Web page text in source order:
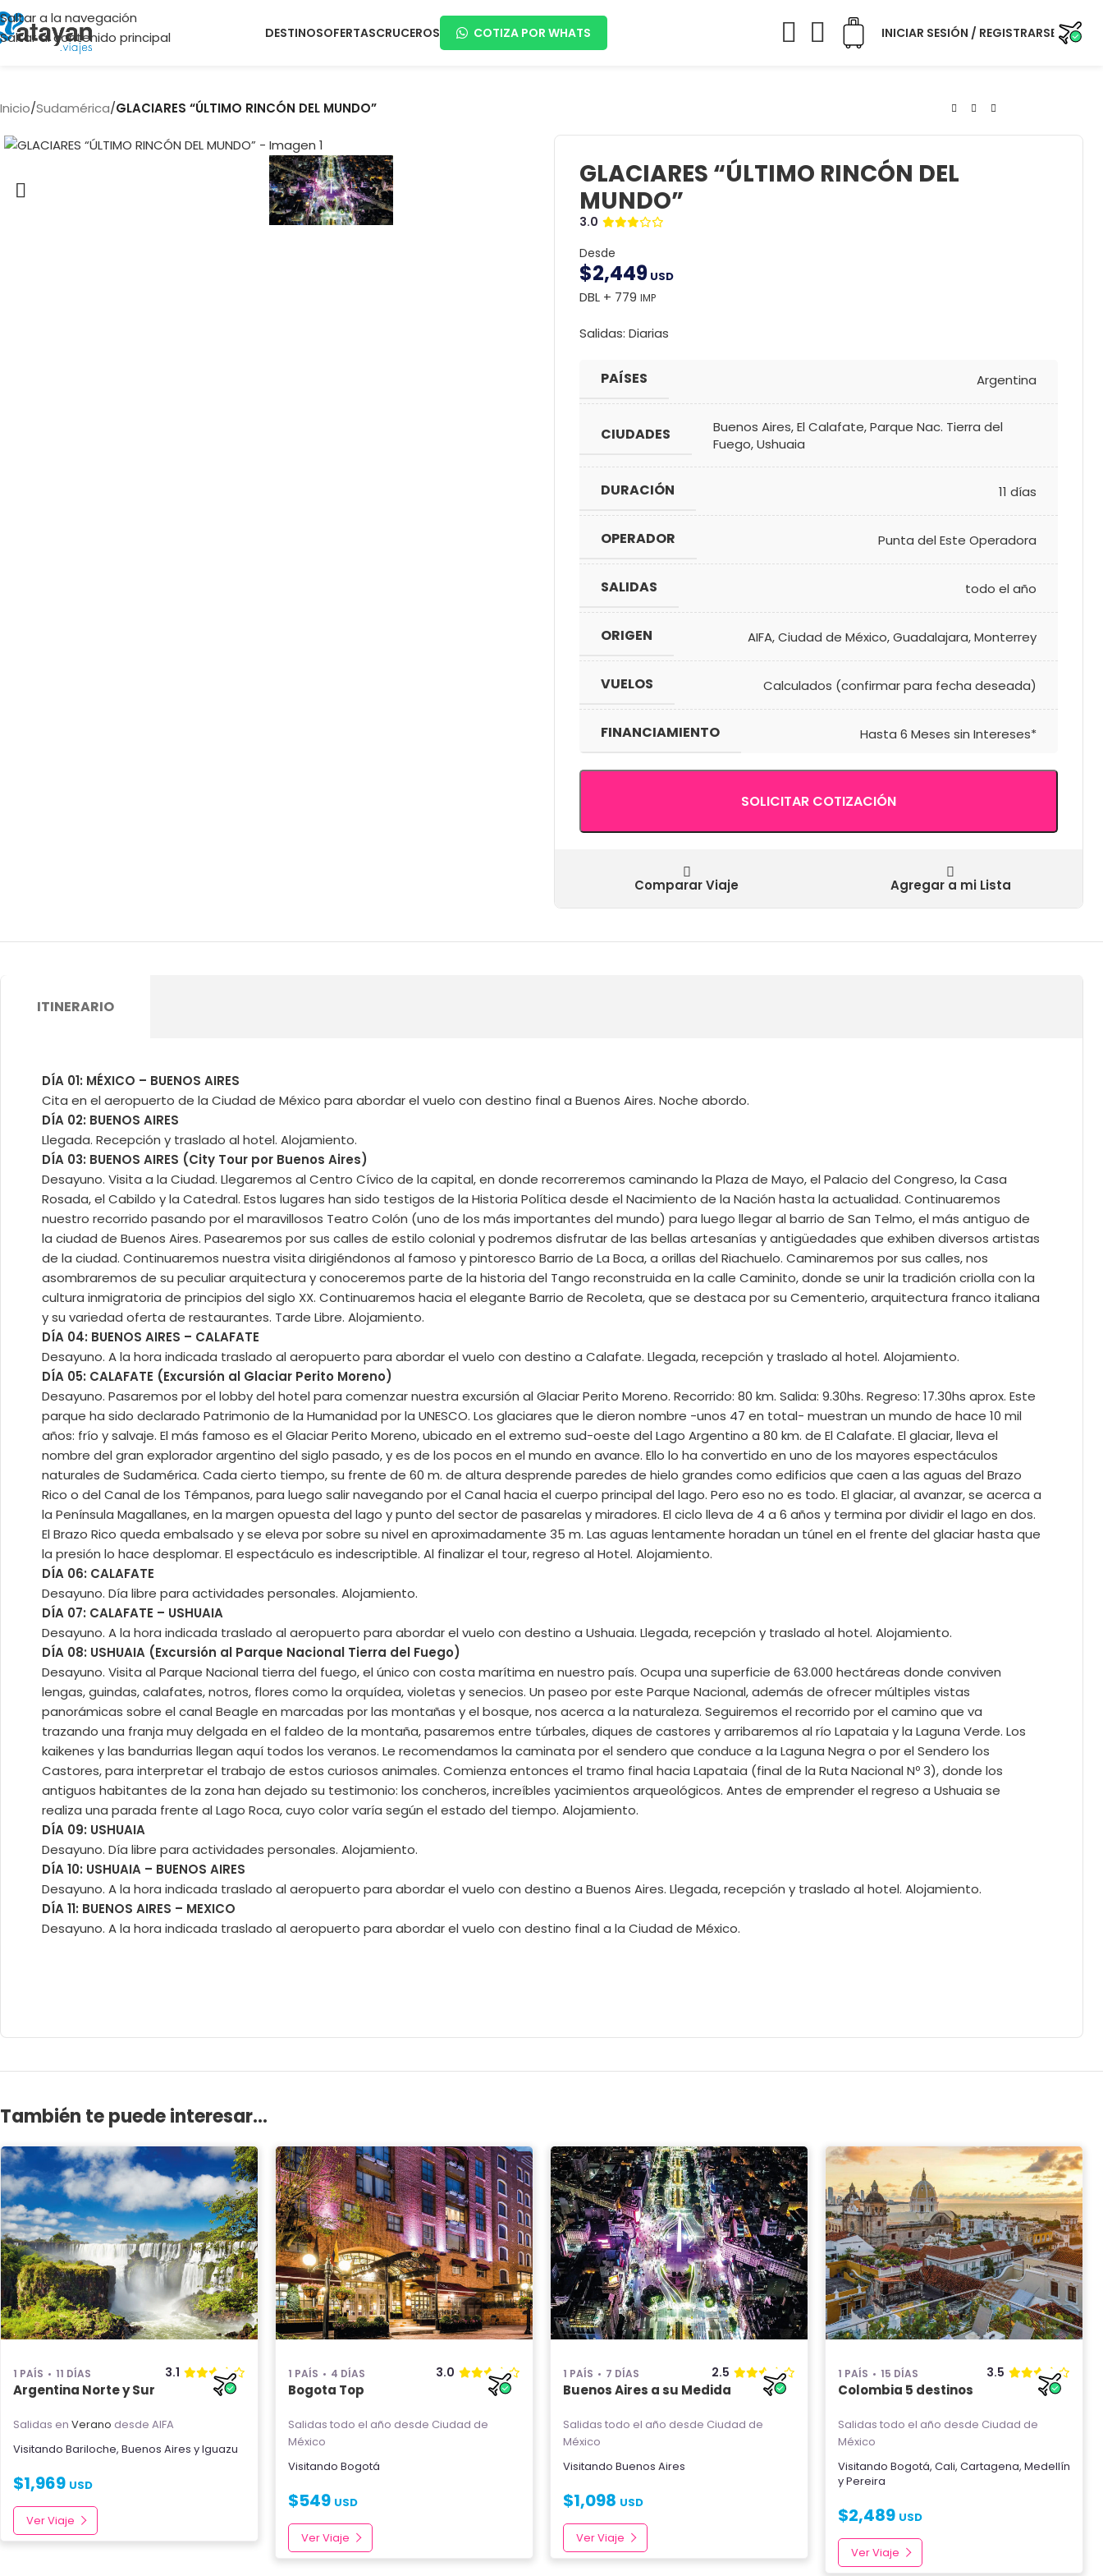
Saltar a la navegación
Saltar al contenido principal
DESTINOSOFERTASCRUCEROS COTIZA POR WHATS INICIAR SESIÓN / REGISTRARSE
Inicio/Sudamérica/GLACIARES “ÚLTIMO RINCÓN DEL MUNDO”
GLACIARES “ÚLTIMO RINCÓN DEL
MUNDO”
3.0
Desde
$2,449 USD
DBL + 779 IMP
Salidas: Diarias
PAÍSES Argentina
CIUDADES Buenos Aires,El Calafate,Parque Nac. Tierra del
Fuego,Ushuaia
DURACIÓN 11 días
OPERADOR Punta del Este Operadora
SALIDAS todo el año
ORIGEN AIFA,Ciudad de México,Guadalajara,Monterrey
VUELOS Calculados (confirmar para fecha deseada)
FINANCIAMIENTO Hasta 6 Meses sin Intereses*
SOLICITAR COTIZACIÓN
Comparar Viaje Agregar a mi Lista
ITINERARIO
DÍA 01: MÉXICO – BUENOS AIRES
Cita en el aeropuerto de la Ciudad de México para abordar el vuelo con destino final a Buenos Aires. Noche abordo.
DÍA 02: BUENOS AIRES
Llegada. Recepción y traslado al hotel. Alojamiento.
DÍA 03: BUENOS AIRES (City Tour por Buenos Aires)
Desayuno. Visita a la Ciudad. Llegaremos al Centro Cívico de la capital, en donde recorreremos caminando la Plaza de Mayo, el Palacio del Congreso, la Casa
Rosada, el Cabildo y la Catedral. Estos lugares han sido testigos de la Historia Política desde el Nacimiento de la Nación hasta la actualidad. Continuaremos
nuestro recorrido pasando por el maravillosos Teatro Colón (uno de los más importantes del mundo) para luego llegar al barrio de San Telmo, el más antiguo de
la ciudad de Buenos Aires. Pasearemos por sus calles de estilo colonial y podremos disfrutar de las bellas artesanías y antigüedades que exhiben diversos artistas
de la ciudad. Continuaremos nuestra visita dirigiéndonos al famoso y pintoresco Barrio de La Boca, a orillas del Riachuelo. Caminaremos por sus calles, nos
asombraremos de su peculiar arquitectura y conoceremos parte de la historia del Tango reconstruida en la calle Caminito, donde se unir la tradición criolla con la
cultura inmigratoria de principios del siglo XX. Continuaremos hacia el elegante Barrio de Recoleta, que se destaca por su Cementerio, arquitectura franco italiana
y su variedad oferta de restaurantes. Tarde Libre. Alojamiento.
DÍA 04: BUENOS AIRES – CALAFATE
Desayuno. A la hora indicada traslado al aeropuerto para abordar el vuelo con destino a Calafate. Llegada, recepción y traslado al hotel. Alojamiento.
DÍA 05: CALAFATE (Excursión al Glaciar Perito Moreno)
Desayuno. Pasaremos por el lobby del hotel para comenzar nuestra excursión al Glaciar Perito Moreno. Recorrido: 80 km. Salida: 9.30hs. Regreso: 17.30hs aprox. Este
parque ha sido declarado Patrimonio de la Humanidad por la UNESCO. Los glaciares que le dieron nombre -unos 47 en total- muestran un mundo de hace 10 mil
años: frío y salvaje. El más famoso es el Glaciar Perito Moreno, ubicado en el extremo sud-oeste del Lago Argentino a 80 km. de El Calafate. El glaciar, lleva el
nombre del gran explorador argentino del siglo pasado, y es de los pocos en el mundo en avance. Ello lo ha convertido en uno de los mayores espectáculos
naturales de Sudamérica. Cada cierto tiempo, su frente de 60 m. de altura desprende paredes de hielo grandes como edificios que caen a las aguas del Brazo
Rico o del Canal de los Témpanos, para luego salir navegando por el Canal hacia el cuerpo principal del lago. Pero eso no es todo. El glaciar, al avanzar, se acerca a
la Península Magallanes, en la margen opuesta del lago y punto del sector de pasarelas y miradores. El ciclo lleva de 4 a 6 años y termina por dividir el lago en dos.
El Brazo Rico queda embalsado y se eleva por sobre su nivel en aproximadamente 35 m. Las aguas lentamente horadan un túnel en el frente del glaciar hasta que
la presión lo hace desplomar. El espectáculo es indescriptible. Al finalizar el tour, regreso al Hotel. Alojamiento.
DÍA 06: CALAFATE
Desayuno. Día libre para actividades personales. Alojamiento.
DÍA 07: CALAFATE – USHUAIA
Desayuno. A la hora indicada traslado al aeropuerto para abordar el vuelo con destino a Ushuaia. Llegada, recepción y traslado al hotel. Alojamiento.
DÍA 08: USHUAIA (Excursión al Parque Nacional Tierra del Fuego)
Desayuno. Visita al Parque Nacional tierra del fuego, el único con costa marítima en nuestro país. Ocupa una superficie de 63.000 hectáreas donde conviven
lengas, guindas, calafates, notros, flores como la orquídea, violetas y senecios. Un paseo por este Parque Nacional, además de ofrecer múltiples vistas
panorámicas sobre el canal Beagle en marcadas por las montañas y el bosque, nos acerca a la naturaleza. Seguiremos el recorrido por el camino que va
trazando una franja muy delgada en el faldeo de la montaña, pasaremos entre túrbales, diques de castores y arribaremos al río Lapataia y la Laguna Verde. Los
kaikenes y las bandurrias llegan aquí todos los veranos. Le recomendamos la caminata por el sendero que conduce a la Laguna Negra o por el Sendero los
Castores, para interpretar el trabajo de estos curiosos animales. Comienza entonces el tramo final hacia Lapataia (final de la Ruta Nacional Nº 3), donde los
antiguos habitantes de la zona han dejado su testimonio: los concheros, increíbles yacimientos arqueológicos. Antes de emprender el regreso a Ushuaia se
realiza una parada frente al Lago Roca, cuyo color varía según el estado del tiempo. Alojamiento.
DÍA 09: USHUAIA
Desayuno. Día libre para actividades personales. Alojamiento.
DÍA 10: USHUAIA – BUENOS AIRES
Desayuno. A la hora indicada traslado al aeropuerto para abordar el vuelo con destino a Buenos Aires. Llegada, recepción y traslado al hotel. Alojamiento.
DÍA 11: BUENOS AIRES – MEXICO
Desayuno. A la hora indicada traslado al aeropuerto para abordar el vuelo con destino final a la Ciudad de México.
También te puede interesar...
1 PAÍS 11 DÍAS 3.1
Argentina Norte y Sur
Salidas en Verano desde AIFA
Visitando Bariloche, Buenos Aires yIguazu
$1,969 USD
Ver Viaje
1 PAÍS 4 DÍAS 3.0
Bogota Top
Salidas todo el año desde Ciudad de
México
Visitando Bogotá
$549 USD
Ver Viaje
1 PAÍS 7 DÍAS 2.5
Buenos Aires a su Medida
Salidas todo el año desde Ciudad de
México
Visitando Buenos Aires
$1,098 USD
Ver Viaje
1 PAÍS 15 DÍAS 3.5
Colombia 5 destinos
Salidas todo el año desde Ciudad de
México
Visitando Bogotá, Cali, Cartagena, Medellín
yPereira
$2,489 USD
Ver Viaje